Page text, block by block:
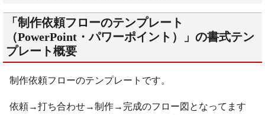
「制作依頼フローのテンプレート
（PowerPoint・パワーポイント）」の書式テン
プレート概要
制作依頼フローのテンプレートです。
依頼→打ち合わせ→制作→完成のフロー図となってます